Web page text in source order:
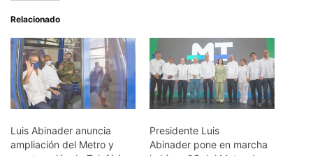
Relacionado
Luis Abinader anuncia
ampliación del Metro y
Presidente Luis
Abinader pone en marcha